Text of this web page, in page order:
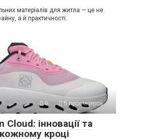
матеріалів для житла — це не
а й практичності.
0 5 просмотров
Cloud: інновації та
кроці